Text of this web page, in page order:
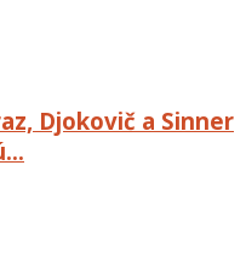
Djokovič a Sinner